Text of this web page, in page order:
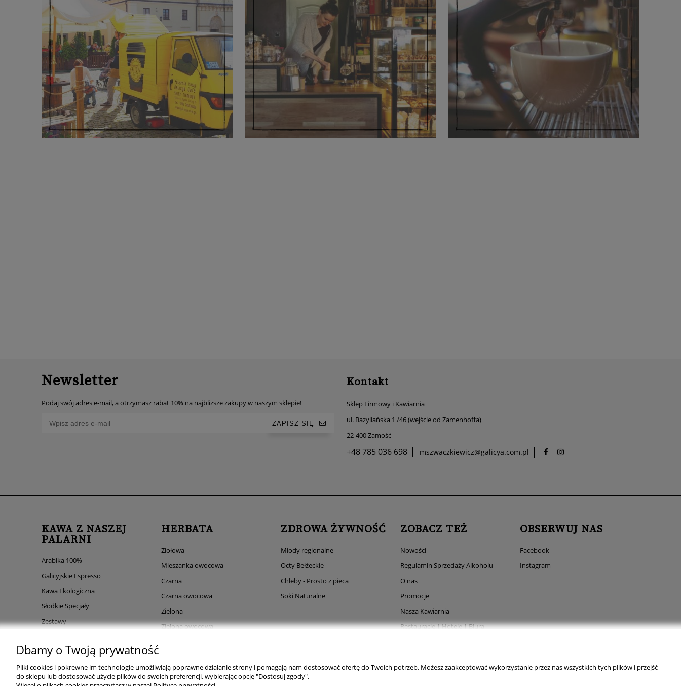
Newsletter
Podaj swój adres e-mail, a otrzymasz rabat 10% na najbliższe zakupy w naszym sklepie!
ZAPISZ SIĘ
Kontakt
Sklep Firmowy i Kawiarnia
ul. Bazyliańska 1 /46 (wejście od Zamenhoffa)
22-400 Zamość
+48 785 036 698 mszwaczkiewicz@galicya.com.pl
KAWA Z NASZEJ
PALARNI
Arabika 100%
Galicyjskie Espresso
Kawa Ekologiczna
Słodkie Specjały
Zestawy
HERBATA
Ziołowa
Mieszanka owocowa
Czarna
Czarna owocowa
Zielona
Zielona owocowa
ZDROWA ŻYWNOŚĆ
Miody regionalne
Octy Bełżeckie
Chleby - Prosto z pieca
Soki Naturalne
ZOBACZ TEŻ
Nowości
Regulamin Sprzedaży Alkoholu
O nas
Promocje
Nasza Kawiarnia
Restauracje | Hotele | Biura
Regulamin Sklepu
OBSERWUJ NAS
Facebook
Instagram
Dbamy o Twoją prywatność
Pliki cookies i pokrewne im technologie umożliwiają poprawne działanie strony i pomagają nam dostosować ofertę do Twoich potrzeb. Możesz zaakceptować wykorzystanie przez nas wszystkich tych plików i przejść
do sklepu lub dostosować użycie plików do swoich preferencji, wybierając opcję "Dostosuj zgody".